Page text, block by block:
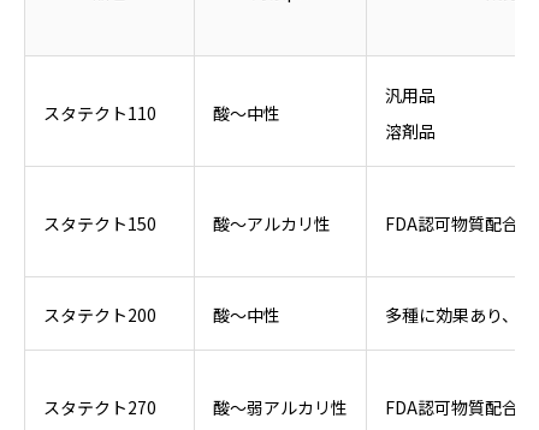
スタテクト110 酸～中性
汎用品
溶剤品
スタテクト150 酸～アルカリ性 FDA認可物質配合
スタテクト200 酸～中性 多種に効果あり、
スタテクト270 酸～弱アルカリ性 FDA認可物質配合